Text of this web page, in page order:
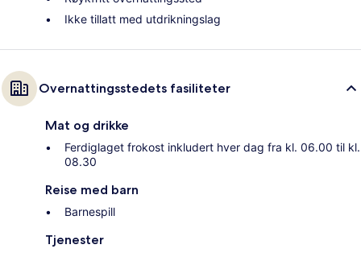
Ikke tillatt med utdrikningslag
Overnattingsstedets fasiliteter
Mat og drikke
Ferdiglaget frokost inkludert hver dag fra kl. 06.00 til kl.
08.30
Reise med barn
Barnespill
Tjenester